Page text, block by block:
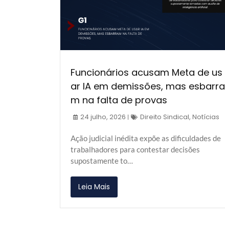
Funcionários acusam Meta de us
ar IA em demissões, mas esbarra
m na falta de provas
24 julho, 2026 Direito Sindical, Notícias
Ação judicial inédita expõe as dificuldades de
trabalhadores para contestar decisões
supostamente to…
Leia Mais